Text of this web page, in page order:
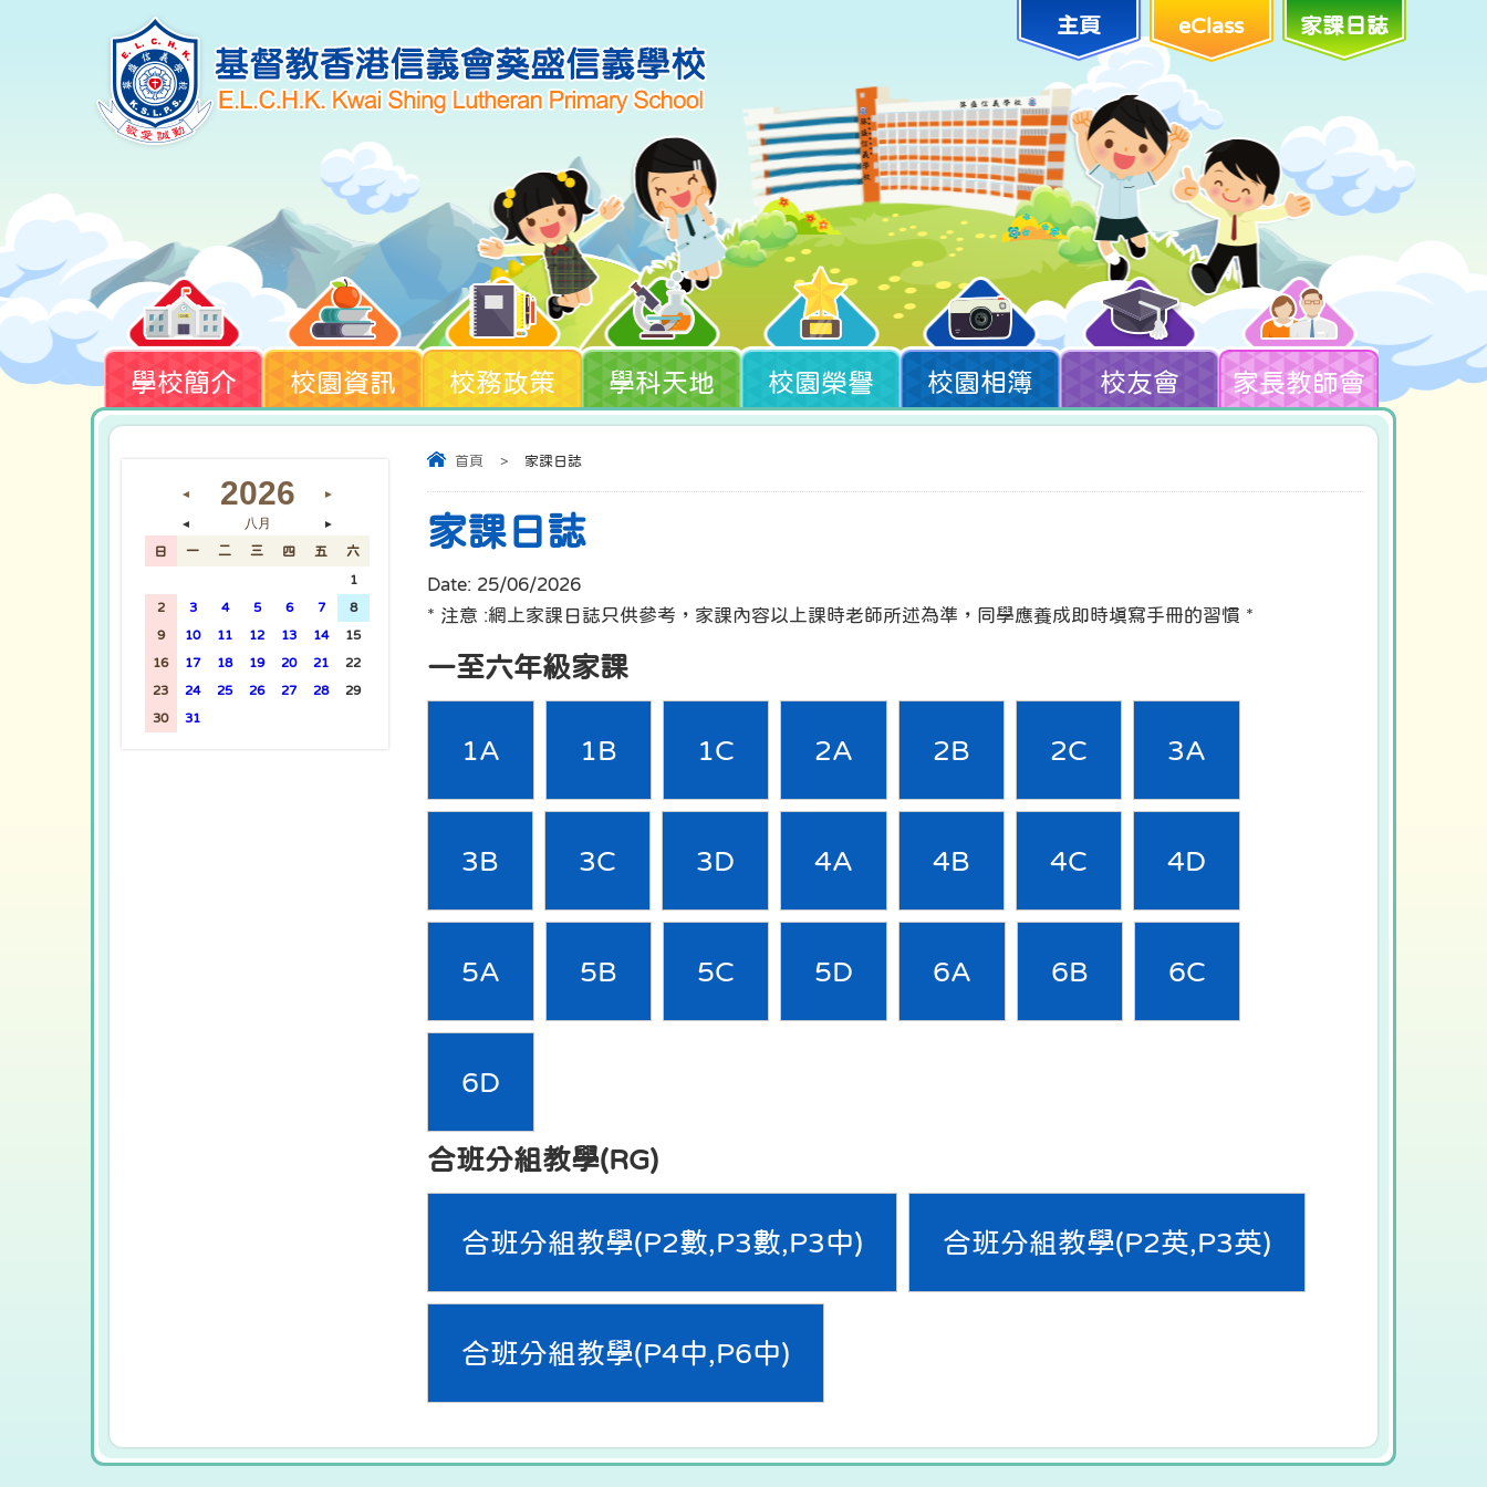
主頁 eClass 家課日誌
學校簡介 校園資訊 校務政策 學科天地 校園榮譽 校園相簿 校友會 家長教師會
首頁 > 家課日誌
家課日誌
Date: 25/06/2026
* 注意 :網上家課日誌只供參考，家課內容以上課時老師所述為準，同學應養成即時填寫手冊的習慣 *
一至六年級家課
1A 1B 1C 2A 2B 2C 3A
3B 3C 3D 4A 4B 4C 4D
5A 5B 5C 5D 6A 6B 6C
6D
合班分組教學(RG)
合班分組教學(P2數,P3數,P3中) 合班分組教學(P2英,P3英)
合班分組教學(P4中,P6中)
◄ 2026 ►
◄ 八月 ►
日 一 二 三 四 五 六
1
2 3 4 5 6 7 8
9 10 11 12 13 14 15
16 17 18 19 20 21 22
23 24 25 26 27 28 29
30 31